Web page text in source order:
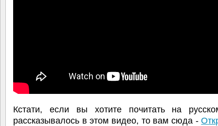
Кстати, если вы хотите почитать на
рассказывалось в этом видео, то вам сюда -